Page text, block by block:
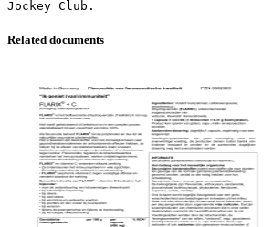
Related documents